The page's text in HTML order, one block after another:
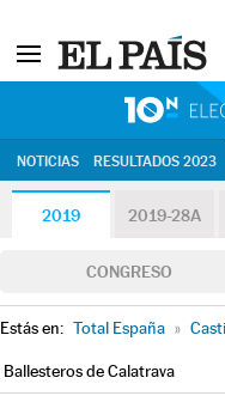
NOTICIAS RESULTADOS 2023
2019 2019-28A
CONGRESO
Estás en: Total España »
Ballesteros de Calatrava